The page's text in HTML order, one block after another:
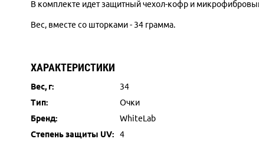
В комплекте идет защитный чехол-кофр и
Вес, вместе со шторками - 34 грамма.
ХАРАКТЕРИСТИКИ
Вес, г:
34
Тип:
Очки
Бренд:
WhiteLab
Степень защиты UV:
4